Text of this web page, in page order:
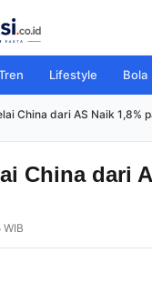
Lifestyle Bola
China dari AS Naik 1,8%
China dari